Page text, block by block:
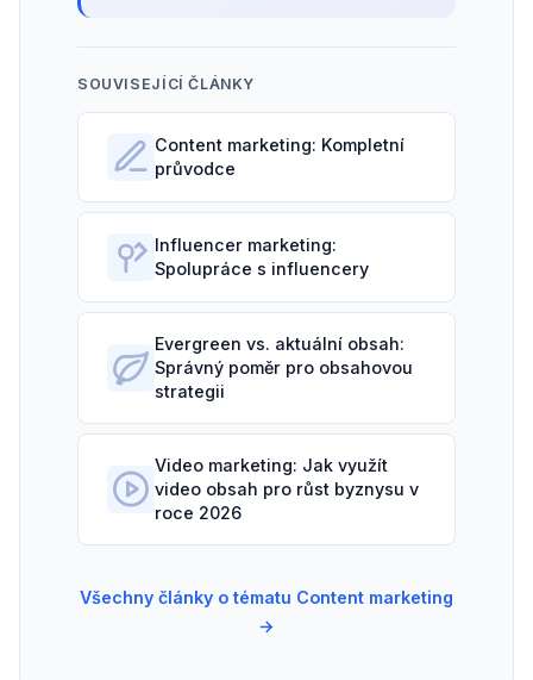
SOUVISEJÍCÍ ČLÁNKY
Content marketing: Kompletní
průvodce
Influencer marketing:
Spolupráce s influencery
Evergreen vs. aktuální obsah:
Správný poměr pro obsahovou
strategii
Video marketing: Jak využít
video obsah pro růst byznysu v
roce 2026
Všechny články o tématu Content marketing
→